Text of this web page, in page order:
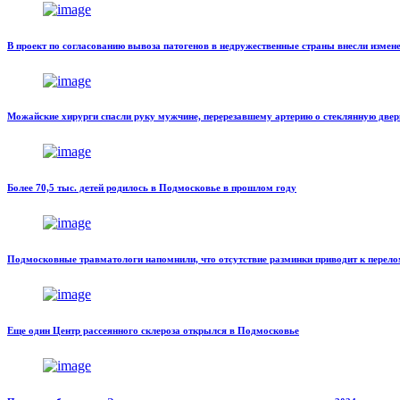
В проект по согласованию вывоза патогенов в недружественные страны внесли
Можайские хирурги спасли руку мужчине, перерезавшему артерию о стеклянную
Более 70,5 тыс. детей родилось в Подмосковье в прошлом году
Подмосковные травматологи напомнили, что отсутствие разминки приводит к
Еще один Центр рассеянного склероза открылся в Подмосковье